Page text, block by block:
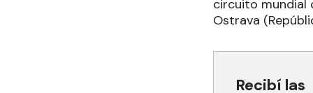
circuito mundial
Ostrava
Recibí las